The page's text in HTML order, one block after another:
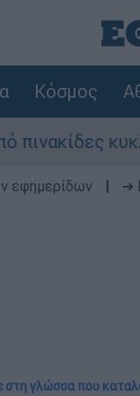
Κόσμος
εφημερίδων ➔
στη γλώσσα που